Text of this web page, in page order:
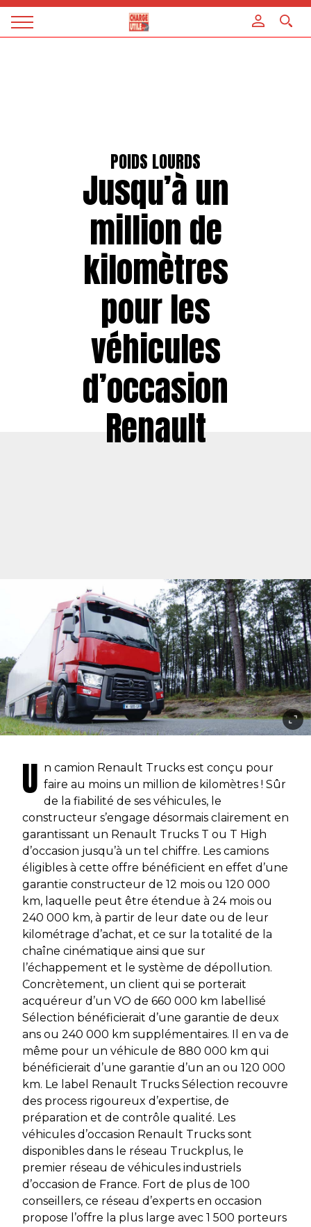
Magazine
POIDS LOURDS
Jusqu’à un
million de
kilomètres
pour les
véhicules
d’occasion
Renault
U n camion Renault Trucks est conçu pour
faire au moins un million de kilomètres ! Sûr
de la fiabilité de ses véhicules, le
constructeur s’engage désormais clairement en
garantissant un Renault Trucks T ou T High
d’occasion jusqu’à un tel chiffre. Les camions
éligibles à cette offre bénéficient en effet d’une
garantie constructeur de 12 mois ou 120 000
km, laquelle peut être étendue à 24 mois ou
240 000 km, à partir de leur date ou de leur
kilométrage d’achat, et ce sur la totalité de la
chaîne cinématique ainsi que sur
l’échappement et le système de dépollution.
Concrètement, un client qui se porterait
acquéreur d’un VO de 660 000 km labellisé
Sélection bénéficierait d’une garantie de deux
ans ou 240 000 km supplémentaires. Il en va de
même pour un véhicule de 880 000 km qui
bénéficierait d’une garantie d’un an ou 120 000
km. Le label Renault Trucks Sélection recouvre
des process rigoureux d’expertise, de
préparation et de contrôle qualité. Les
véhicules d’occasion Renault Trucks sont
disponibles dans le réseau Truckplus, le
premier réseau de véhicules industriels
d’occasion de France. Fort de plus de 100
conseillers, ce réseau d’experts en occasion
propose l’offre la plus large avec 1 500 porteurs
Panneau de gestion des cookies